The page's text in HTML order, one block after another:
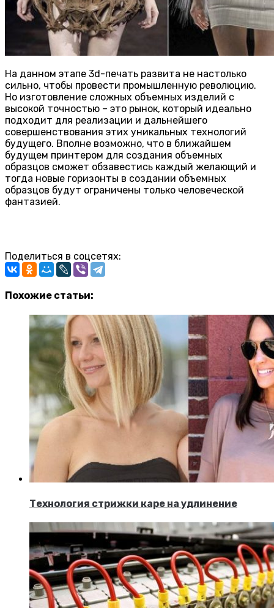
На данном этапе 3d-печать развита не настолько
сильно, чтобы провести промышленную революцию.
Но изготовление сложных объемных изделий с
высокой точностью – это рынок, который идеально
подходит для реализации и дальнейшего
совершенствования этих уникальных технологий
будущего. Вполне возможно, что в ближайшем
будущем принтером для создания объемных
образцов сможет обзавестись каждый желающий и
тогда новые горизонты в создании объемных
образцов будут ограничены только человеческой
фантазией.
Поделиться в соцсетях:
Похожие статьи:
Технология стрижки каре на удлинение